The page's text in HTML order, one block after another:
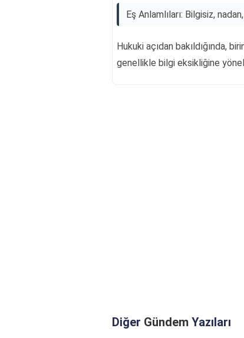
Eş Anlamlıları: Bilgisiz,
Hukuki açıdan bakıldığında,
genellikle bilgi eksikliğine
Diğer Gündem Yazıları